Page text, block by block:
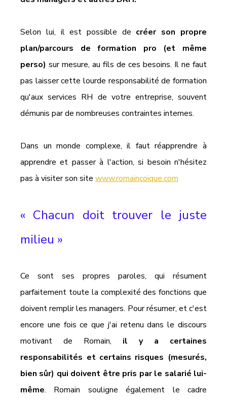
Selon lui, il est possible de créer son propre
plan/parcours de formation pro (et même
perso) sur mesure, au fils de ces besoins. Il ne faut
pas laisser cette lourde responsabilité de formation
qu'aux services RH de votre entreprise, souvent
démunis par de nombreuses contraintes internes.
Dans un monde complexe, il faut réapprendre à
apprendre et passer à l'action, si besoin n'hésitez
pas à visiter son site www.romaincoique.com
« Chacun doit trouver le juste
milieu »
Ce sont ses propres paroles, qui résument
parfaitement toute la complexité des fonctions que
doivent remplir les managers. Pour résumer, et c'est
encore une fois ce que j'ai retenu dans le discours
motivant de Romain, il y a certaines
responsabilités et certains risques (mesurés,
bien sûr) qui doivent être pris par le salarié lui-
même. Romain souligne également le cadre